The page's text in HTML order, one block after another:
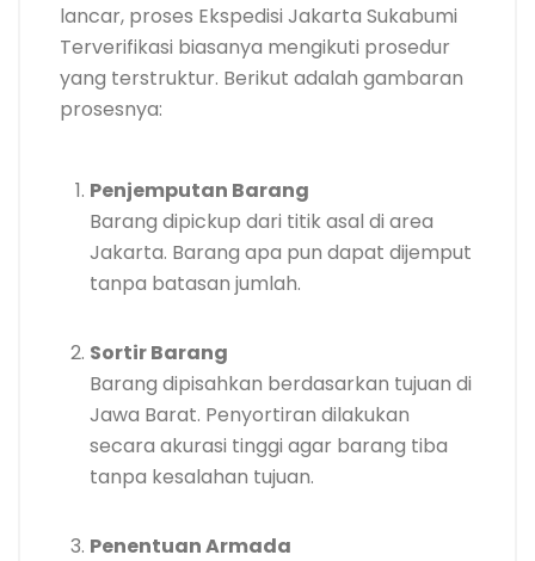
lancar, proses Ekspedisi Jakarta Sukabumi
Terverifikasi biasanya mengikuti prosedur
yang terstruktur. Berikut adalah gambaran
prosesnya:
Penjemputan Barang
Barang dipickup dari titik asal di area
Jakarta. Barang apa pun dapat dijemput
tanpa batasan jumlah.
Sortir Barang
Barang dipisahkan berdasarkan tujuan di
Jawa Barat. Penyortiran dilakukan
secara akurasi tinggi agar barang tiba
tanpa kesalahan tujuan.
Penentuan Armada